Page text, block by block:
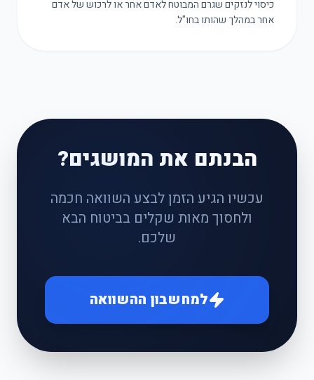
כיסוי לנזקים שגרם המבוטח לאדם אחר או לרכוש של אדם
אחר במהלך שהותו בחו"ל.
הבנתם את המושגים?
עכשיו הגיע הזמן לבצע השוואה חכמה
ולחסוך מאות שקלים בביטוח הבא
שלכם.
למחשבון ההשוואה